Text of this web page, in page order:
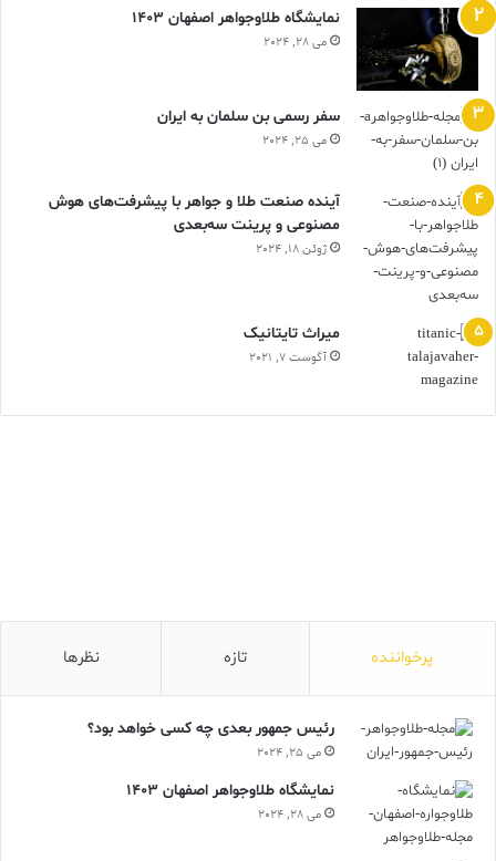
نمایشگاه طلاوجواهر اصفهان 1403
می 28, 2024
سفر رسمی بن سلمان به ایران
می 25, 2024
آینده صنعت طلا و جواهر با پیشرفت‌های هوش
مصنوعی و پرینت سه‌بعدی
ژوئن 18, 2024
ميراث تايتانيک
آگوست 7, 2021
پرخواننده تازه نظرها
رئیس جمهور بعدی چه کسی خواهد بود؟
می 25, 2024
نمایشگاه طلاوجواهر اصفهان 1403
می 28, 2024